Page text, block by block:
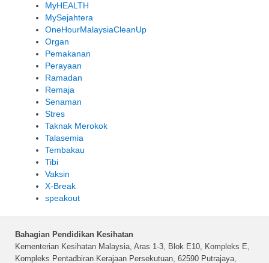
MyHEALTH
MySejahtera
OneHourMalaysiaCleanUp
Organ
Pemakanan
Perayaan
Ramadan
Remaja
Senaman
Stres
Taknak Merokok
Talasemia
Tembakau
Tibi
Vaksin
X-Break
speakout
Bahagian Pendidikan Kesihatan
Kementerian Kesihatan Malaysia, Aras 1-3, Blok E10, Kompleks E,
Kompleks Pentadbiran Kerajaan Persekutuan, 62590 Putrajaya,